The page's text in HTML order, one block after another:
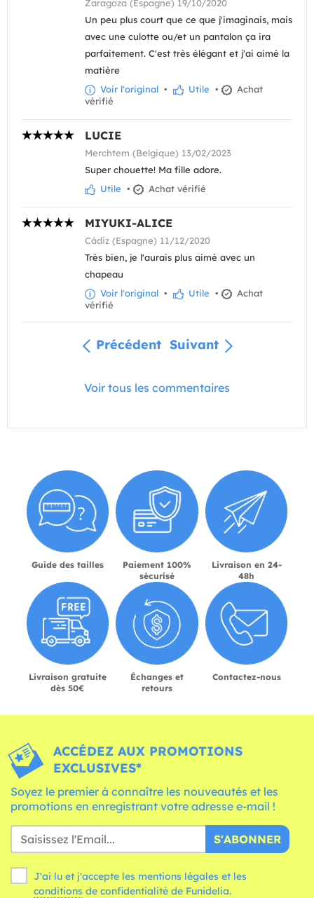
Zaragoza (Espagne) 19/10/2020
Un peu plus court que ce que j'imaginais, mais
avec une culotte ou/et un pantalon ça ira
parfaitement. C'est très élégant et j'ai aimé la
matière
Voir l'original • Utile •
Achat
vérifié
LUCIE
Merchtem (Belgique) 13/02/2023
Super chouette! Ma fille adore.
Utile • Achat vérifié
MIYUKI-ALICE
Cádiz (Espagne) 11/12/2020
Très bien, je l'aurais plus aimé avec un
chapeau
Voir l'original • Utile •
Achat
vérifié
Précédent Suivant
Voir tous les commentaires
Guide des tailles
Paiement 100%
sécurisé
Livraison en 24-
48h
Livraison gratuite
dès 50€
Échanges et
retours
Contactez-nous
ACCÉDEZ AUX PROMOTIONS
EXCLUSIVES*
Soyez le premier à connaître les nouveautés et les
promotions en enregistrant votre adresse e-mail !
S'ABONNER
J'ai lu et j'accepte les mentions légales et les
conditions de confidentialité de Funidelia.